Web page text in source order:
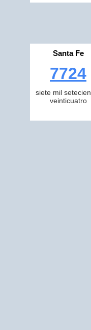
Santa Fe
7724
siete mil
veinticuatro